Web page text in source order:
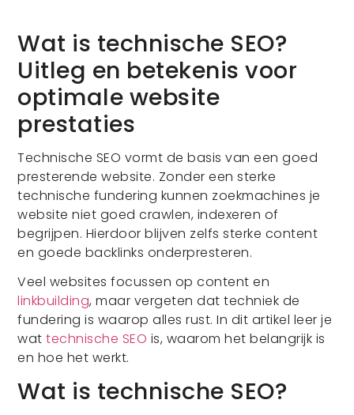
Wat is technische SEO?
Uitleg en betekenis voor
optimale website
prestaties
Technische SEO vormt de basis van een goed
presterende website. Zonder een sterke
technische fundering kunnen zoekmachines je
website niet goed crawlen, indexeren of
begrijpen. Hierdoor blijven zelfs sterke content
en goede backlinks onderpresteren.
Veel websites focussen op content en
linkbuilding, maar vergeten dat techniek de
fundering is waarop alles rust. In dit artikel leer je
wattechnische SEO is, waarom het belangrijk is
en hoe het werkt.
Wat is technische SEO?